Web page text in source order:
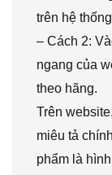
trên hệ
– Cách 2:
ngang của
theo hãng.
Trên
miêu tả
phẩm là